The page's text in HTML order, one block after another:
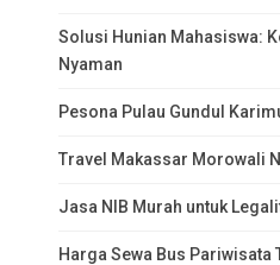
Solusi Hunian Mahasiswa:
Nyaman
Pesona Pulau Gundul
Travel Makassar Morowali
Jasa NIB Murah untuk
Harga Sewa Bus Pariwisata